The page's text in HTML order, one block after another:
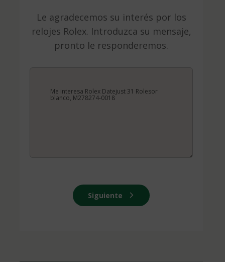
Le agradecemos su interés por los
relojes Rolex. Introduzca su mensaje,
pronto le responderemos.
Siguiente